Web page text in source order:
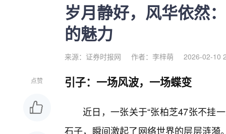
岁月静好，风华依然
的魅力
来源：证券时报网 作者：李梓萌 2026-02-10
点赞 引子：一场风波，一场蝶变
近日，一张关于“张柏芝47张不挂
石子，瞬间激起了网络世界的层层涟